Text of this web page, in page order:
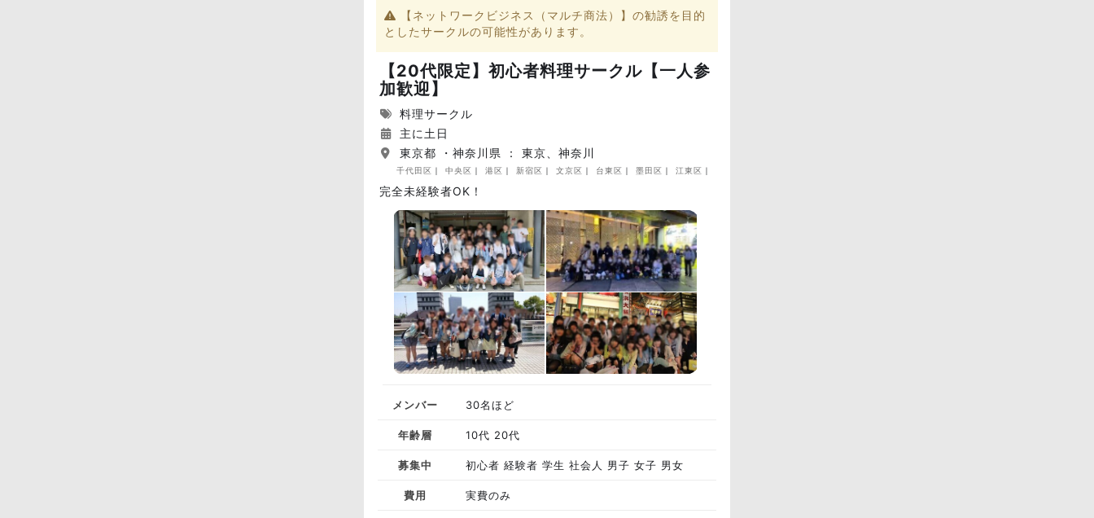
【ネットワークビジネス（マルチ商法）】の勧誘を目的
としたサークルの可能性があります。
【20代限定】初心者料理サークル【一人参
加歓迎】
料理サークル
主に土日
東京都 ・神奈川県 ： 東京、神奈川
千代田区 中央区 港区 新宿区 文京区 台東区 墨田区 江東区
完全未経験者OK！
メンバー 30名ほど
年齢層 10代 20代
募集中 初心者 経験者 学生 社会人 男子 女子 男女
費用 実費のみ